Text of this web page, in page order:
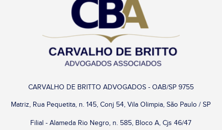
CARVALHO DE BRITTO ADVOGADOS - OAB/SP 9755
Matriz, Rua Pequetita, n. 145, Conj 54, Vila Olimpia, São Paulo / SP
Filial - Alameda Rio Negro, n. 585, Bloco A, Cjs 46/47